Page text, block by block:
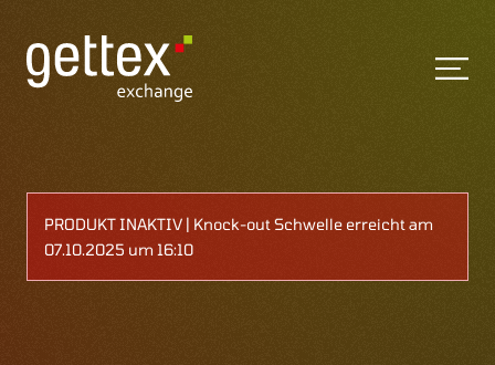
PRODUKT INAKTIV | Knock-out Schwelle erreicht am
07.10.2025 um 16:10